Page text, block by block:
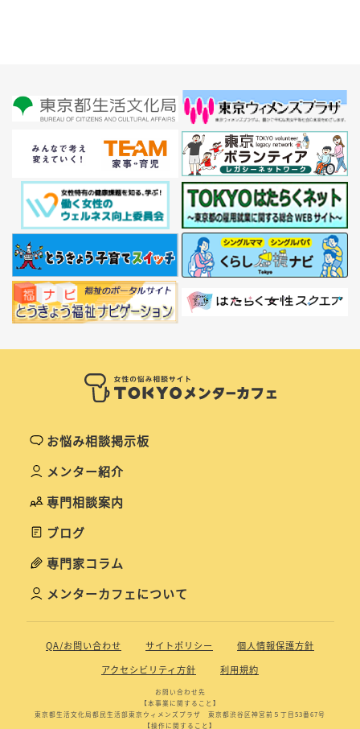
お悩み相談掲示板
メンター紹介
専門相談案内
ブログ
専門家コラム
メンターカフェについて
QA/お問い合わせ サイトポリシー
個人情報保護方針
アクセシビリティ方針
利用規約
お問い合わせ先
【本事業に関すること】
東京都生活文化局都民生活部東京ウィメンズプラザ 東京都渋谷区神宮前５丁目53番67号
【操作に関すること】